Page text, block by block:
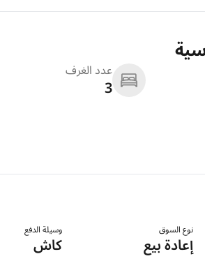
عدد الغرف
3
نوع السوق
إعادة بيع
وسيلة الدفع
كاش